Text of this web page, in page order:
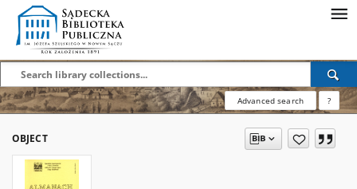
Advanced search ?
OBJECT